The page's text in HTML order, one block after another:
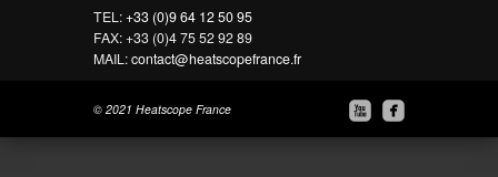
TEL:+33 (0)9 64 12 50 95
FAX: +33 (0)4 75 52 92 89
MAIL:contact@heatscopefrance.fr


© 2021 Heatscope France